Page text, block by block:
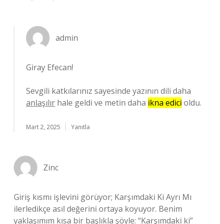
admin
Giray Efecan!
Sevgili katkılarınız sayesinde yazının dili daha
anlaşılır hale geldi ve metin daha ikna edici oldu.
Mart 2, 2025 Yanıtla
Zinc
Giriş kısmı işlevini görüyor; Karşımdaki Ki Ayrı Mı
ilerledikçe asıl değerini ortaya koyuyor. Benim
yaklaşımım kısa bir başlıkla şöyle: “Karşımdaki ki”